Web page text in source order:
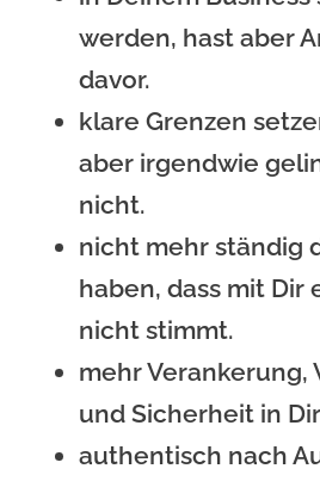
werden, hast aber
davor.
klare Grenzen
aber irgendwie
nicht.
nicht mehr ständig
haben, dass mit Dir
nicht stimmt.
mehr Verankerung,
und Sicherheit in
authentisch nach